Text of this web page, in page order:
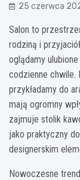
25 czerwca
Salon to
rodziną i
oglądamy
codzienne chwile.
przykładamy do
mają ogromny
zajmuje stolik
jako praktyczny
designerskim
Nowoczesne